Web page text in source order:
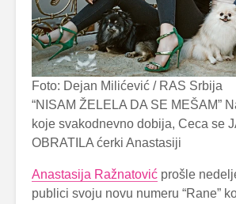
Foto: Dejan Milićević / RAS Srbija
“NISAM ŽELELA DA SE MEŠAM”
koje svakodnevno dobija, Ceca se
OBRATILA ćerki Anastasiji
Anastasija Ražnatović prošle
publici svoju novu numeru “Rane”